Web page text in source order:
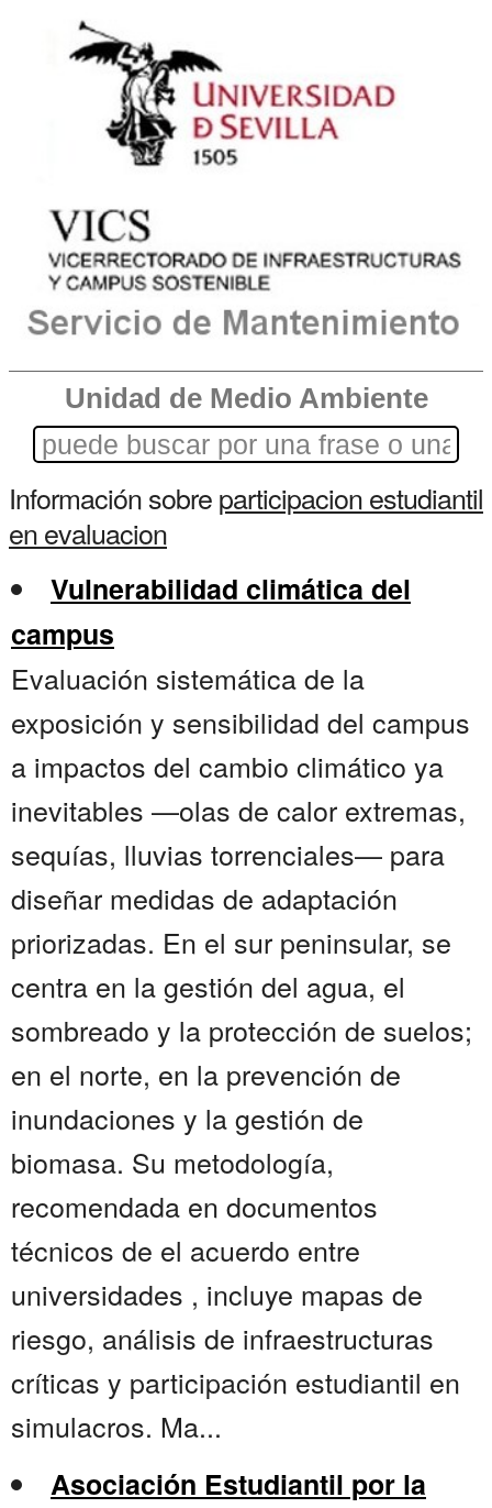
Unidad de Medio Ambiente
Información sobreparticipacion estudiantil
en evaluacion
Vulnerabilidad climática del
campus
Evaluación sistemática de la
exposición y sensibilidad del campus
a impactos del cambio climático ya
inevitables —olas de calor extremas,
sequías, lluvias torrenciales— para
diseñar medidas de adaptación
priorizadas. En el sur peninsular, se
centra en la gestión del agua, el
sombreado y la protección de suelos;
en el norte, en la prevención de
inundaciones y la gestión de
biomasa. Su metodología,
recomendada en documentos
técnicos de el acuerdo entre
universidades , incluye mapas de
riesgo, análisis de infraestructuras
críticas y participación estudiantil en
simulacros. Ma...
Asociación Estudiantil por la